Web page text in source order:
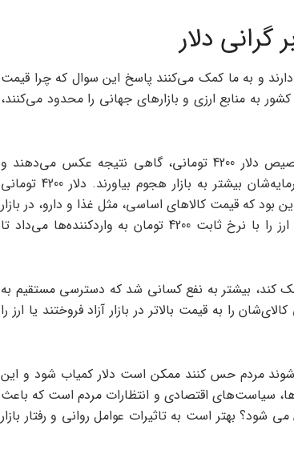
دلار
و به ما کمک می‌کنند پاسخ این سوال که چرا قیمت
به منابع ارزی و بازارهای جهانی را محدود می‌کنند،
در کنار آن، بعضی سیاست‌های کوتاه‌مدت دولت، مثل تخصیص دلار 4200 تومانی، گاهی نتیجه عکس می‌دهند و
باعث می‌شوند افراد و شرکت‌ها برای سودآوری یا حفظ سرمایه‌شان بیشتر به بازار هجوم بیاورند. دلار 4200 تومانی
سال 1397 اجرا کرد. هدفش این بود که قیمت کالاهای اساسی، مثل غذا و دارو، در بازار
بالا نرود و مردم فشار زیادی را حس نکنند. در عمل، دولت ارز را با نرخ ثابت 4200 تومان به واردکننده‌ها می‌داد تا
کند، بیشتر به نفع کسانی شد که دسترسی مستقیم به
را به قیمت بالاتر در بازار آزاد فروختند یا ارز را
مردم حس کنند ممکن است دلار کمیاب شود و این
سیاست‌های اقتصادی و انتظارات مردم است که باعث
‌شود؟ بهتر است به تاثیرات عوامل روانی و رفتار بازار